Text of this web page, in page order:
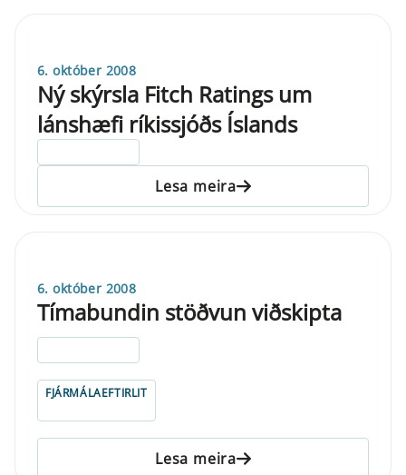
6. október 2008
Ný skýrsla Fitch Ratings um
lánshæfi ríkissjóðs Íslands
Lesa meira
6. október 2008
Tímabundin stöðvun viðskipta
FJÁRMÁLAEFTIRLIT
Lesa meira